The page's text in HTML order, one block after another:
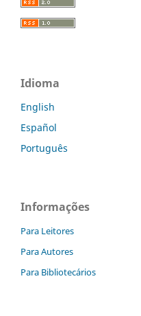
Idioma
English
Español
Português
Informações
Para Leitores
Para Autores
Para Bibliotecários